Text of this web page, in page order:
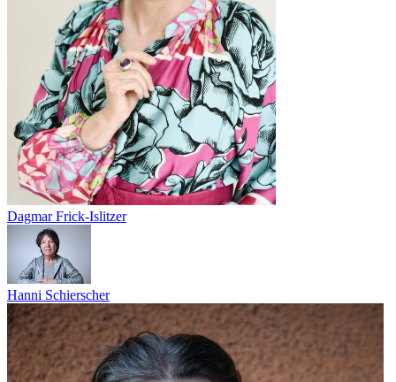
Dagmar Frick-Islitzer
Hanni Schierscher